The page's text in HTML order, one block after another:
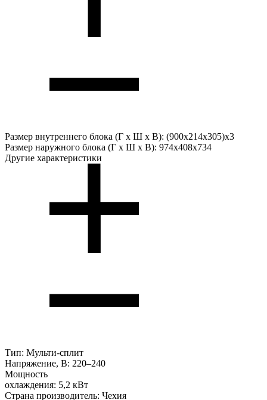
Размер внутреннего блока (Г х Ш х В): (900x214x305)x3
Размер наружного блока (Г х Ш х В): 974x408x734
Другие характеристики
Тип: Мульти-сплит
Напряжение, В: 220–240
Мощность
охлаждения: 5,2 кВт
Страна производитель: Чехия